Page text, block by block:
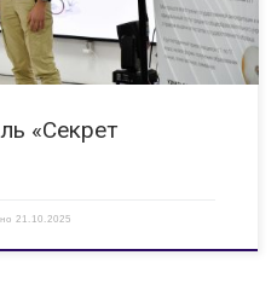
«Секрет
21.10.2025